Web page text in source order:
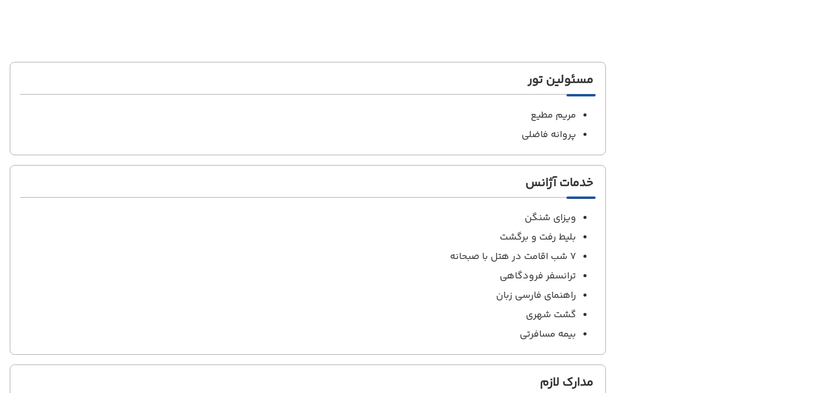
مسئولین تور
مریم مطیع
پروانه فاضلی
خدمات آژانس
ویزای شنگن
بلیط رفت و برگشت
7 شب اقامت در هتل با صبحانه
ترانسفر فرودگاهی
راهنمای فارسی زبان
گشت شهری
بیمه مسافرتی
مدارک لازم